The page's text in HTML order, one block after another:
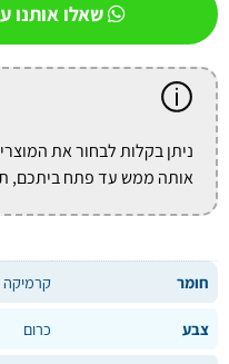
שאלו אותנו
ניתן בקלות לבחור את
אותה ממש עד פתח ביתכם,
חומר קרמיקה
צבע כרום